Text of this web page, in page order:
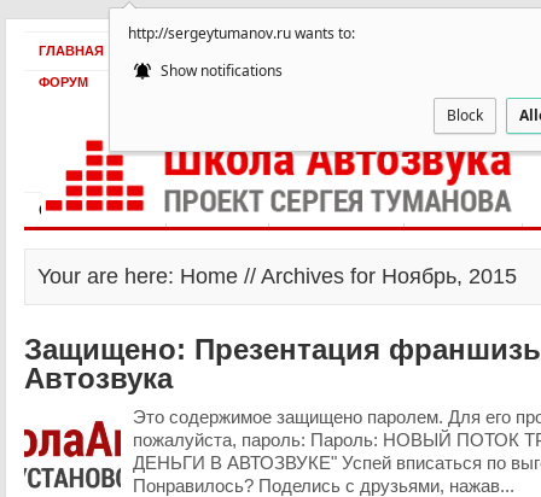
http://sergeytumanov.ru wants to:
Show notifications
Block
ГЛАВНАЯ
ФОРУМ
Статьи и видео Интервью Как оплатить? Заработать!
Your are here: Home // Archives for Ноябрь, 2015
Защищено: Презентация
Автозвука
Это содержимое защищено паролем. Для его
пожалуйста, пароль: Пароль: НОВЫЙ
ДЕНЬГИ В АВТОЗВУКЕ" Успей вписаться по
Понравилось? Поделись с друзьями, нажав...